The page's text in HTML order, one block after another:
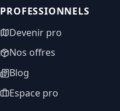
PROFESSIONNELS
Devenir pro
Nos offres
Blog
Espace pro